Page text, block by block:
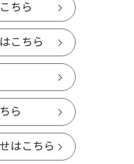
ちら
こちら
ら
はこちら